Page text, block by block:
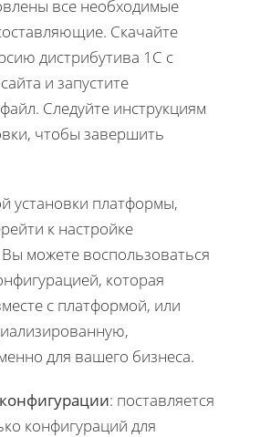
все необходимые
Скачайте
дистрибутива 1С с
и запустите
Следуйте инструкциям
чтобы завершить
установки платформы,
к настройке
можете воспользоваться
которая
с платформой, или
для вашего бизнеса.
: поставляется
конфигураций для